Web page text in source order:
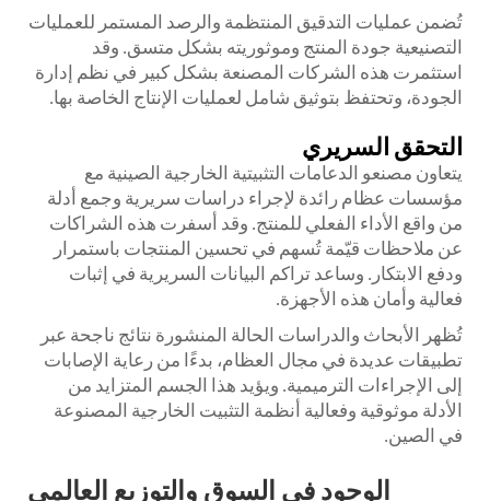
تُضمن عمليات التدقيق المنتظمة والرصد المستمر للعمليات
التصنيعية جودة المنتج وموثوريته بشكل متسق. وقد
استثمرت هذه الشركات المصنعة بشكل كبير في نظم إدارة
الجودة، وتحتفظ بتوثيق شامل لعمليات الإنتاج الخاصة بها.
التحقق السريري
يتعاون مصنعو الدعامات التثبيتية الخارجية الصينية مع
مؤسسات عظام رائدة لإجراء دراسات سريرية وجمع أدلة
من واقع الأداء الفعلي للمنتج. وقد أسفرت هذه الشراكات
عن ملاحظات قيّمة تُسهم في تحسين المنتجات باستمرار
ودفع الابتكار. وساعد تراكم البيانات السريرية في إثبات
فعالية وأمان هذه الأجهزة.
تُظهر الأبحاث والدراسات الحالة المنشورة نتائج ناجحة عبر
تطبيقات عديدة في مجال العظام، بدءًا من رعاية الإصابات
إلى الإجراءات الترميمية. ويؤيد هذا الجسم المتزايد من
الأدلة موثوقية وفعالية أنظمة التثبيت الخارجية المصنوعة
في الصين.
الوجود في السوق والتوزيع العالمي